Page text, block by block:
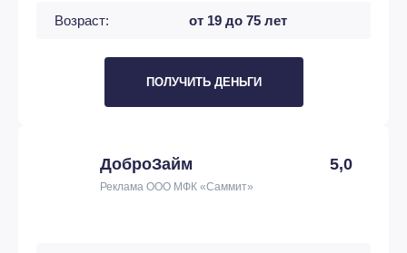
Возраст: от 19 до 75 лет
ПОЛУЧИТЬ ДЕНЬГИ
ДоброЗайм 5,0
Реклама ООО МФК «Саммит»